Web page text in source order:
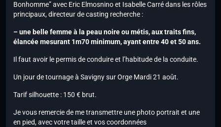
Bonhomme” avec Eric Elmosnino et Isabelle Carré dans les rôles
principaux, directeur de casting recherche :
– une belle femme à la peau noire ou métis, aux traits fins,
élancée mesurant 1m70 minimum, ayant entre 40 et 50 ans.
Il faut avoir le permis de conduire et l’habitude de la conduite.
Un jour de tournage à Savigny sur Orge Mardi 21 août.
Tarif silhouette : 150 € brut.
Je vous remercie de me transmettre une photo portrait et une
en pied, avec votre taille et vos coordonnées